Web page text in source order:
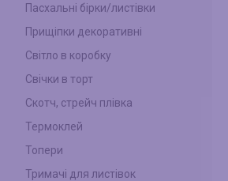
Пасхальні бірки/листівки
Прищіпки декоративні
Світло в коробку
Свічки в торт
Скотч, стрейч плівка
Термоклей
Топери
Тримачі для листівок